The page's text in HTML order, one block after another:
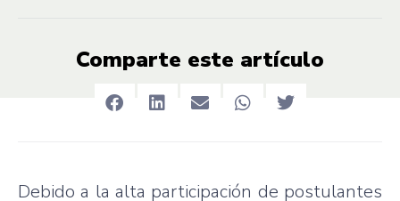
Comparte este artículo
Debido a la alta participación de postulantes